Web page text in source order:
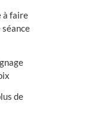
à faire
de